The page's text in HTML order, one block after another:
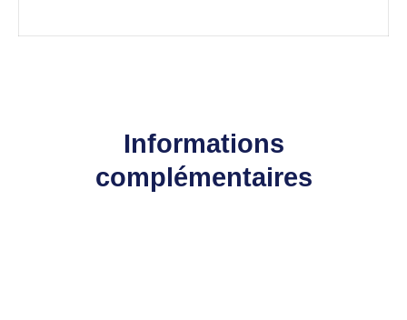
Informations
complémentaires